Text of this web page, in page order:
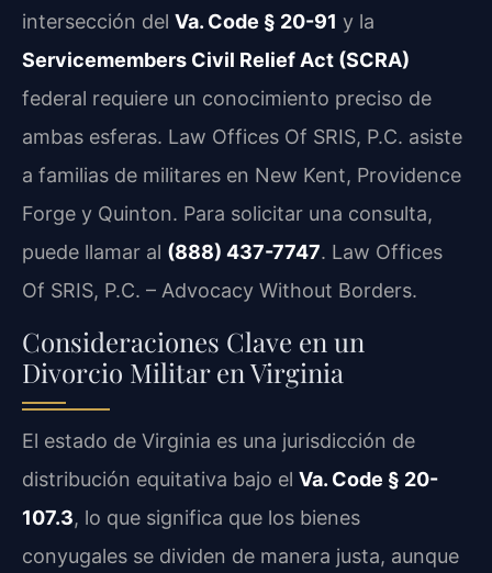
intersección del Va. Code § 20-91 y la
Servicemembers Civil Relief Act (SCRA)
federal requiere un conocimiento preciso de
ambas esferas. Law Offices Of SRIS, P.C. asiste
a familias de militares en New Kent, Providence
Forge y Quinton. Para solicitar una consulta,
puede llamar al (888) 437-7747. Law Offices
Of SRIS, P.C. – Advocacy Without Borders.
Consideraciones Clave en un
Divorcio Militar en Virginia
El estado de Virginia es una jurisdicción de
distribución equitativa bajo el Va. Code § 20-
107.3, lo que significa que los bienes
conyugales se dividen de manera justa, aunque